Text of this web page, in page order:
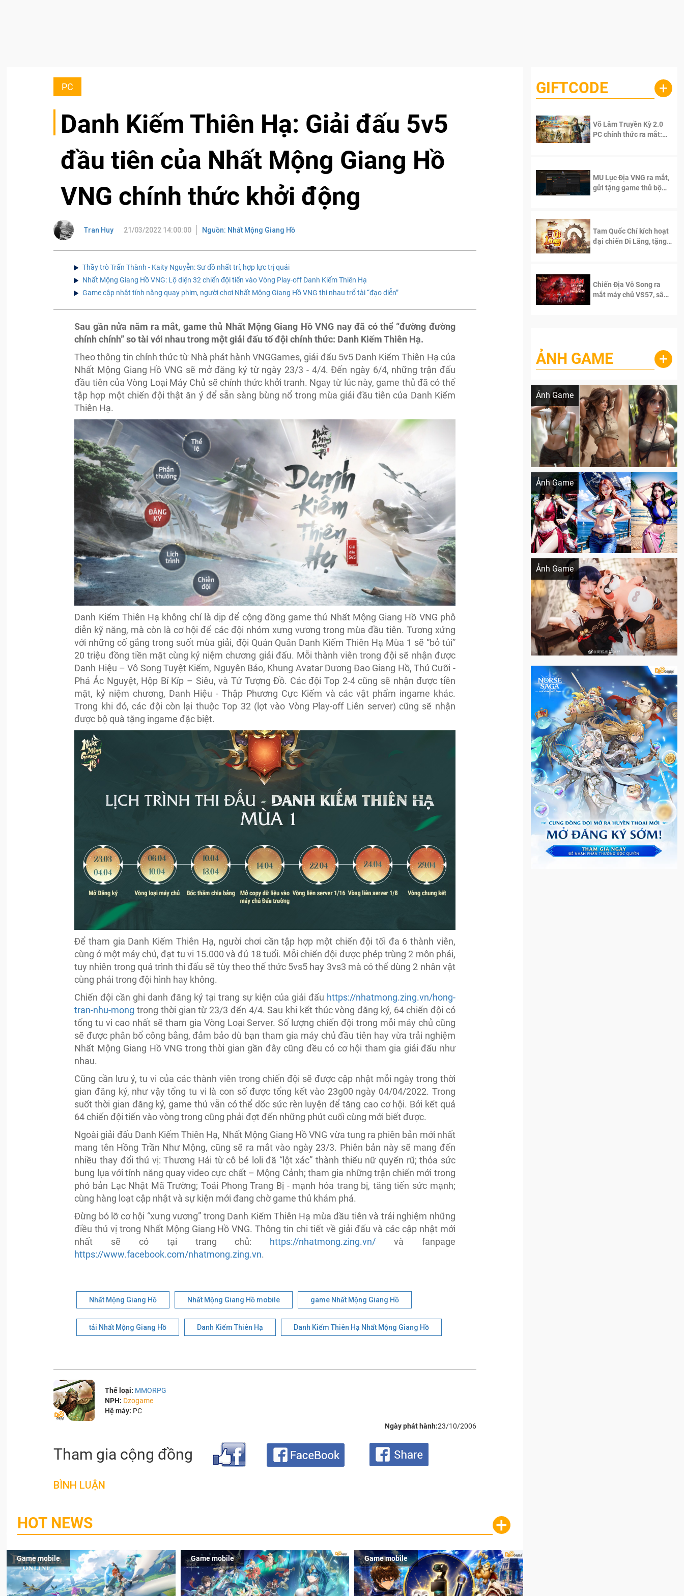
PC
Danh Kiếm Thiên Hạ: Giải đấu 5v5
đầu tiên của Nhất Mộng Giang Hồ
VNG chính thức khởi động
Tran Huy 21/03/2022 14:00:00 Nguồn: Nhất Mộng Giang Hồ
Thầy trò Trấn Thành - Kaity Nguyễn: Sư đồ nhất trí, hợp lực trị quái
Nhất Mộng Giang Hồ VNG: Lộ diện 32 chiến đội tiến vào Vòng Play-off Danh Kiếm Thiên Hạ
Game cập nhật tính năng quay phim, người chơi Nhất Mộng Giang Hồ VNG thi nhau trổ tài “đạo diễn”
Sau gần nửa năm ra mắt, game thủ Nhất Mộng Giang Hồ VNG nay đã có thể “đường đường
chính chính” so tài với nhau trong một giải đấu tổ đội chính thức: Danh Kiếm Thiên Hạ.
Theo thông tin chính thức từ Nhà phát hành VNGGames, giải đấu 5v5 Danh Kiếm Thiên Hạ của
Nhất Mộng Giang Hồ VNG sẽ mở đăng ký từ ngày 23/3 - 4/4. Đến ngày 6/4, những trận đấu
đầu tiên của Vòng Loại Máy Chủ sẽ chính thức khởi tranh. Ngay từ lúc này, game thủ đã có thể
tập hợp một chiến đội thật ăn ý để sẵn sàng bùng nổ trong mùa giải đầu tiên của Danh Kiếm
Thiên Hạ.
Danh Kiếm Thiên Hạ không chỉ là dịp để cộng đồng game thủ Nhất Mộng Giang Hồ VNG phô
diễn kỹ năng, mà còn là cơ hội để các đội nhóm xưng vương trong mùa đầu tiên. Tương xứng
với những cố gắng trong suốt mùa giải, đội Quán Quân Danh Kiếm Thiên Hạ Mùa 1 sẽ “bỏ túi”
20 triệu đồng tiền mặt cùng kỷ niệm chương giải đấu. Mỗi thành viên trong đội sẽ nhận được
Danh Hiệu – Vô Song Tuyệt Kiếm, Nguyên Bảo, Khung Avatar Dương Đao Giang Hồ, Thú Cưỡi -
Phá Ác Nguyệt, Hộp Bí Kíp – Siêu, và Tứ Tượng Đồ. Các đội Top 2-4 cũng sẽ nhận được tiền
mặt, kỷ niệm chương, Danh Hiệu - Thập Phương Cực Kiếm và các vật phẩm ingame khác.
Trong khi đó, các đội còn lại thuộc Top 32 (lọt vào Vòng Play-off Liên server) cũng sẽ nhận
được bộ quà tặng ingame đặc biệt.
Để tham gia Danh Kiếm Thiên Hạ, người chơi cần tập hợp một chiến đội tối đa 6 thành viên,
cùng ở một máy chủ, đạt tu vi 15.000 và đủ 18 tuổi. Mỗi chiến đội được phép trùng 2 môn phái,
tuy nhiên trong quá trình thi đấu sẽ tùy theo thể thức 5vs5 hay 3vs3 mà có thể dùng 2 nhân vật
cùng phái trong đội hình hay không.
Chiến đội cần ghi danh đăng ký tại trang sự kiện của giải đấu https://nhatmong.zing.vn/hong-
tran-nhu-mong trong thời gian từ 23/3 đến 4/4. Sau khi kết thúc vòng đăng ký, 64 chiến đội có
tổng tu vi cao nhất sẽ tham gia Vòng Loại Server. Số lượng chiến đội trong mỗi máy chủ cũng
sẽ được phân bổ công bằng, đảm bảo dù bạn tham gia máy chủ đầu tiên hay vừa trải nghiệm
Nhất Mộng Giang Hồ VNG trong thời gian gần đây cũng đều có cơ hội tham gia giải đấu như
nhau.
Cũng cần lưu ý, tu vi của các thành viên trong chiến đội sẽ được cập nhật mỗi ngày trong thời
gian đăng ký, như vậy tổng tu vi là con số được tổng kết vào 23g00 ngày 04/04/2022. Trong
suốt thời gian đăng ký, game thủ vẫn có thể dốc sức rèn luyện để tăng cao cơ hội. Bởi kết quả
64 chiến đội tiến vào vòng trong cũng phải đợt đến những phút cuối cùng mới biết được.
Ngoài giải đấu Danh Kiếm Thiên Hạ, Nhất Mộng Giang Hồ VNG vừa tung ra phiên bản mới nhất
mang tên Hồng Trần Như Mộng, cũng sẽ ra mắt vào ngày 23/3. Phiên bản này sẽ mang đến
nhiều thay đổi thú vị: Thương Hải từ cô bé loli đã “lột xác” thành thiếu nữ quyến rũ; thỏa sức
bung lụa với tính năng quay video cực chất – Mộng Cảnh; tham gia những trận chiến mới trong
phó bản Lạc Nhật Mã Trường; Toái Phong Trang Bị - mạnh hóa trang bị, tăng tiến sức mạnh;
cùng hàng loạt cập nhật và sự kiện mới đang chờ game thủ khám phá.
Đừng bỏ lỡ cơ hội “xưng vương” trong Danh Kiếm Thiên Hạ mùa đầu tiên và trải nghiệm những
điều thú vị trong Nhất Mộng Giang Hồ VNG. Thông tin chi tiết về giải đấu và các cập nhật mới
nhất sẽ có tại trang chủ: https://nhatmong.zing.vn/ và fanpage
https://www.facebook.com/nhatmong.zing.vn.
Nhất Mộng Giang Hồ Nhất Mộng Giang Hồ mobile game Nhất Mộng Giang Hồ
tải Nhất Mộng Giang Hồ Danh Kiếm Thiên Hạ Danh Kiếm Thiên Hạ Nhất Mộng Giang Hồ
Thể loại: MMORPG
NPH: Dzogame
Hệ máy: PC
Ngày phát hành:23/10/2006
Tham gia cộng đồng
BÌNH LUẬN
HOT NEWS +
Game mobile Game mobile Game mobile
GIFTCODE +
Võ Lâm Truyền Kỳ 2.0
PC chính thức ra mắt:
MU Lục Địa VNG ra mắt,
gửi tặng game thủ bộ
Tam Quốc Chí kích hoạt
đại chiến Di Lăng, tặng
Chiến Địa Vô Song ra
mắt máy chủ VS57, sân
ẢNH GAME +
Ảnh Game
Lala Croft vừa nóng vừa xinh dưới nét vẽ
Ảnh Game
Khi AI Cosplay gái đẹp One Piece
Ảnh Game
Cosplay Xiangling siêu cute